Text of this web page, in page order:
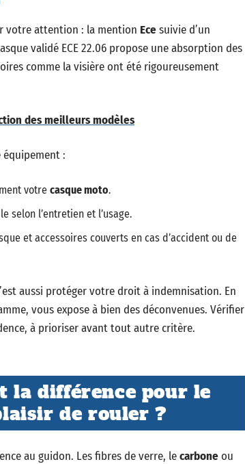
votre attention : la mention Ecesuivie d’un
validé ECE 22.06 propose une absorption des
comme la visière ont été rigoureusement
des meilleurs modèles
:
votre casque moto.
selon l’entretien et l’usage.
et accessoires couverts en cas d’accident ou de
aussi protéger votre droit à indemnisation. En
vous expose à bien des déconvenues. Vérifier
à prioriser avant tout autre critère.
la différence pour le
de rouler ?
au guidon. Les fibres de verre, lecarboneou